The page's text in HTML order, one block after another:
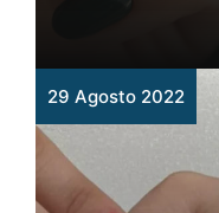
29 Agosto 2022